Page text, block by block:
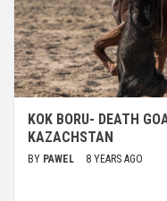
KOK BORU- DEATH
KAZACHSTAN
BY PAWEL 8 YEARS AGO